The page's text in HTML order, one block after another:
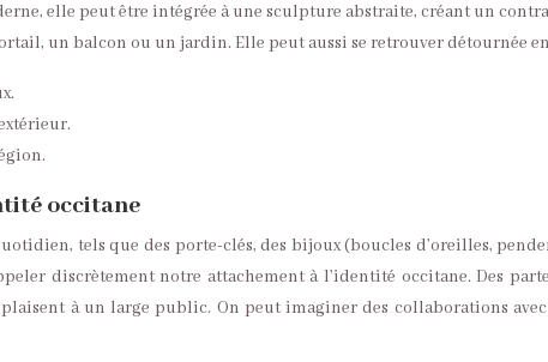
elle peut être intégrée à une sculpture abstraite, créant un
un balcon ou un jardin. Elle peut aussi se retrouver détournée
occitane
tels que des porte-clés, des bijoux (boucles d’oreilles,
discrètement notre attachement à l’identité occitane. Des
à un large public. On peut imaginer des collaborations